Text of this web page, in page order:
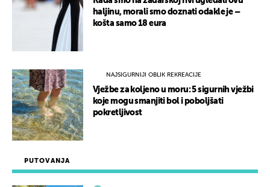
PUTOVANJA
haljinu, morali smo doznati odakle je –
košta samo 18 eura
NAJSIGURNIJI OBLIK REKREACIJE
Vježbe za koljeno u moru: 5 sigurnih vježbi
koje mogu smanjiti bol i poboljšati
pokretljivost